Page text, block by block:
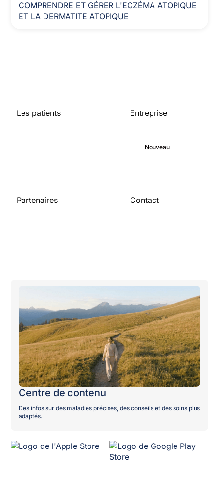
COMPRENDRE ET GÉRER L'ECZÉMA ATOPIQUE
ET LA DERMATITE ATOPIQUE
Les patients
Entreprise
Nouveau
Partenaires
Contact
Centre de contenu
Des infos sur des maladies précises, des conseils et des soins plus
adaptés.